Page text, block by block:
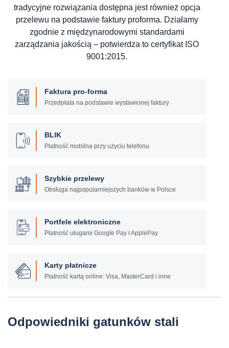
tradycyjne rozwiązania dostępna jest również opcja
przelewu na podstawie faktury proforma. Działamy
zgodnie z międzynarodowymi standardami
zarządzania jakością – potwierdza to certyfikat ISO
9001:2015.
Faktura pro-forma
Przedpłata na podstawie wystawionej faktury
BLIK
Płatność mobilna przy użyciu telefonu
Szybkie przelewy
Obsługa najpopularniejszych banków w Polsce
Portfele elektroniczne
Płatność uługami Google Pay i ApplePay
Karty płatnicze
Płatność kartą online: Visa, MasterCard i inne
Odpowiedniki gatunków stali